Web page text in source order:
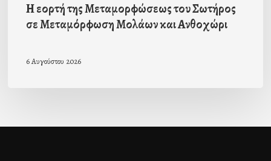
Η εορτή της Μεταμορφώσεως του Σωτήρος
σε Μεταμόρφωση Μολάων και Ανθοχώρι
6 Αυγούστου 2026